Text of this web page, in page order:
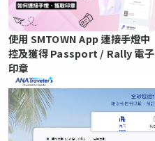
使用 SMTOWN App 連接手燈中
控及獲得 Passport / Rally 電子
印章